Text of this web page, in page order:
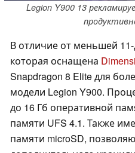
Legion Y900 13
В отличие от меньшей
которая оснащена
Snapdragon 8 Elite для
модели Legion Y900.
до 16 Гб оперативной
памяти UFS 4.1. Также
памяти microSD,